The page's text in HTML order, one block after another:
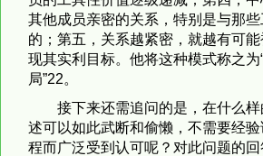
其他成员亲密的关系，特别是与那
的；第五，关系越紧密，就越有可
现其实利目标。他将这种模式称之为
局”22。
接下来还需追问的是，在什么
述可以如此武断和偷懒，不需要经
程而广泛受到认可呢？对此问题的